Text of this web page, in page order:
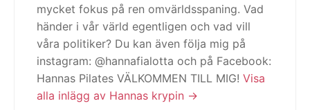
mycket fokus på ren omvärldsspaning. Vad
händer i vår värld egentligen och vad vill
våra politiker? Du kan även följa mig på
instagram: @hannafialotta och på Facebook:
Hannas Pilates VÄLKOMMEN TILL MIG! Visa
alla inlägg av Hannas krypin